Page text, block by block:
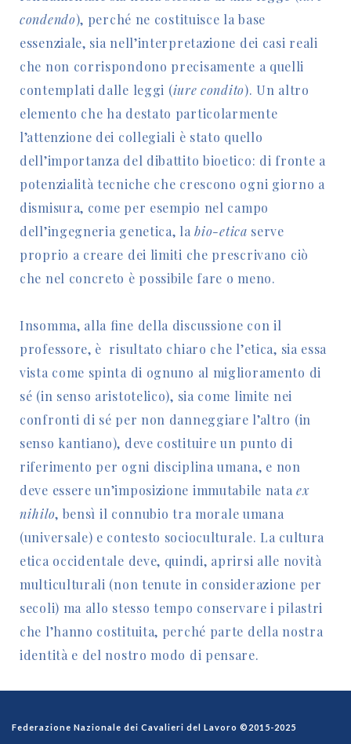
condendo), perché ne costituisce la base
essenziale, sia nell’interpretazione dei casi reali
che non corrispondono precisamente a quelli
contemplati dalle leggi (iure condito). Un altro
elemento che ha destato particolarmente
l’attenzione dei collegiali è stato quello
dell’importanza del dibattito bioetico: di fronte a
potenzialità tecniche che crescono ogni giorno a
dismisura, come per esempio nel campo
dell’ingegneria genetica, labio-etica serve
proprio a creare dei limiti che prescrivano ciò
che nel concreto è possibile fare o meno.
Insomma, alla fine della discussione con il
professore, è risultato chiaro che l’etica, sia essa
vista come spinta di ognuno al miglioramento di
sé (in senso aristotelico), sia come limite nei
confronti di sé per non danneggiare l’altro (in
senso kantiano), deve costituire un punto di
riferimento per ogni disciplina umana, e non
deve essere un’imposizione immutabile nataex
nihilo, bensì il connubio tra morale umana
(universale) e contesto socioculturale. La cultura
etica occidentale deve, quindi, aprirsi alle novità
multiculturali (non tenute in considerazione per
secoli) ma allo stesso tempo conservare i pilastri
che l’hanno costituita, perché parte della nostra
identità e del nostro modo di pensare.
Federazione Nazionale dei Cavalieri del Lavoro ©2015-2025